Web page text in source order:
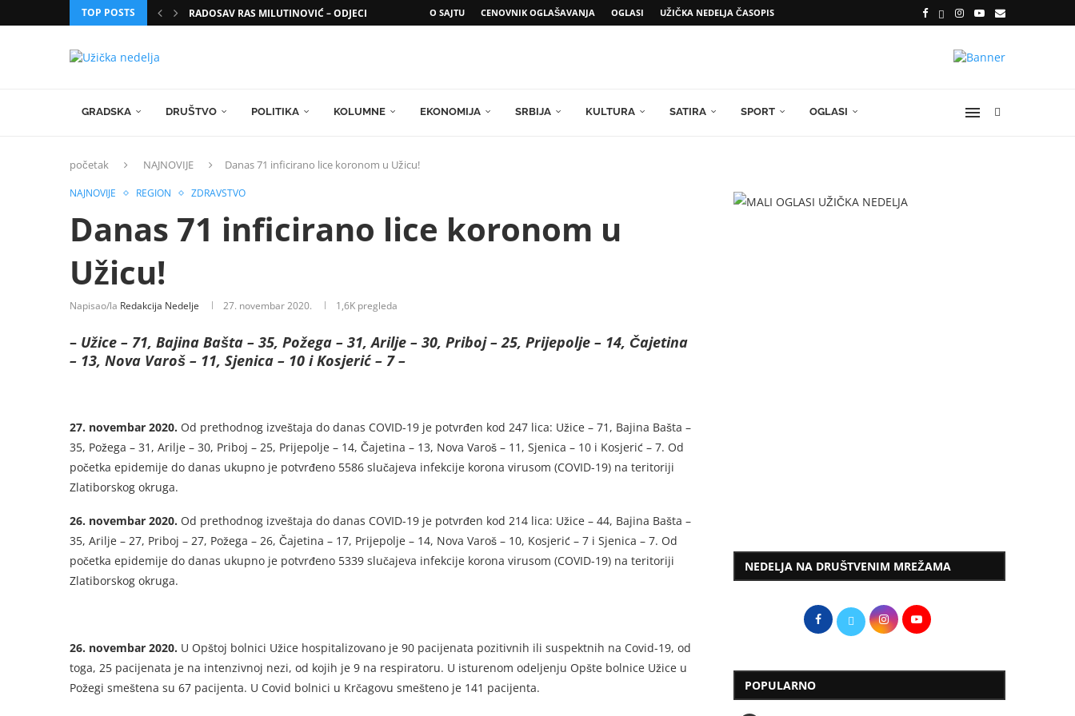
TOP POSTS RADOSAV RAS MILUTINOVIĆ – ODJECI O SAJTU CENOVNIK OGLAŠAVANJA OGLASI UŽIČKA NEDELJA ČASOPIS
GRADSKA DRUŠTVO POLITIKA KOLUMNE EKONOMIJA SRBIJA KULTURA SATIRA SPORT OGLASI
početak NAJNOVIJE Danas 71 inficirano lice koronom u Užicu!
NAJNOVIJE REGION ZDRAVSTVO
Danas 71 inficirano lice koronom u
Užicu!
Napisao/la Redakcija Nedelje 27. novembar 2020. 1,6K pregleda
– Užice – 71, Bajina Bašta – 35, Požega – 31, Arilje – 30, Priboj – 25, Prijepolje – 14, Čajetina
– 13, Nova Varoš – 11, Sjenica – 10 i Kosjerić – 7 –
27. novembar 2020. Od prethodnog izveštaja do danas COVID-19 je potvrđen kod 247 lica: Užice – 71, Bajina Bašta –
35, Požega – 31, Arilje – 30, Priboj – 25, Prijepolje – 14, Čajetina – 13, Nova Varoš – 11, Sjenica – 10 i Kosjerić – 7. Od
početka epidemije do danas ukupno je potvrđeno 5586 slučajeva infekcije korona virusom (COVID-19) na teritoriji
Zlatiborskog okruga.
26. novembar 2020. Od prethodnog izveštaja do danas COVID-19 je potvrđen kod 214 lica: Užice – 44, Bajina Bašta –
35, Arilje – 27, Priboj – 27, Požega – 26, Čajetina – 17, Prijepolje – 14, Nova Varoš – 10, Kosjerić – 7 i Sjenica – 7. Od
početka epidemije do danas ukupno je potvrđeno 5339 slučajeva infekcije korona virusom (COVID-19) na teritoriji
Zlatiborskog okruga.
26. novembar 2020. U Opštoj bolnici Užice hospitalizovano je 90 pacijenata pozitivnih ili suspektnih na Covid-19, od
toga, 25 pacijenata je na intenzivnoj nezi, od kojih je 9 na respiratoru. U isturenom odeljenju Opšte bolnice Užice u
Požegi smeštena su 67 pacijenta. U Covid bolnici u Krčagovu smešteno je 141 pacijenta.
NEDELJA NA DRUŠTVENIM MREŽAMA
POPULARNO